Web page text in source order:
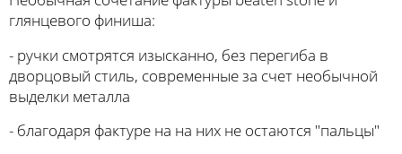
глянцевого финиша:
- ручки смотрятся изысканно, без перегиба в
дворцовый стиль, современные за счет необычной
выделки металла
- благодаря фактуре на на них не остаются "пальцы"